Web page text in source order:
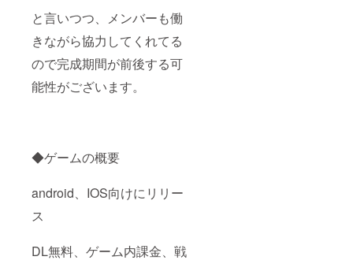
と言いつつ、メンバーも働
きながら協力してくれてる
ので完成期間が前後する可
能性がございます。
◆ゲームの概要
android、IOS向けにリリー
ス
DL無料、ゲーム内課金、戦